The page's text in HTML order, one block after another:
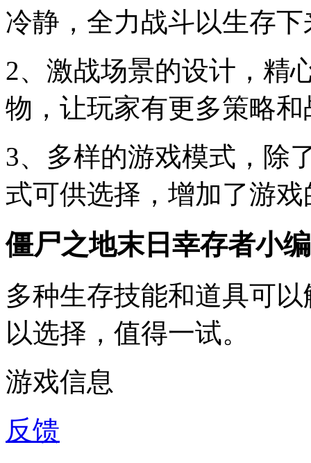
冷静，全力战斗以生存下
2、激战场景的设计，精
物，让玩家有更多策略
3、多样的游戏模式，除
式可供选择，增加了游
僵尸之地末日幸存者小
多种生存技能和道具可
以选择，值得一试。
游戏信息
反馈